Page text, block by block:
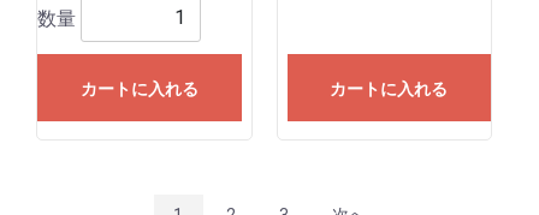
数量
カートに入れる カートに入れる